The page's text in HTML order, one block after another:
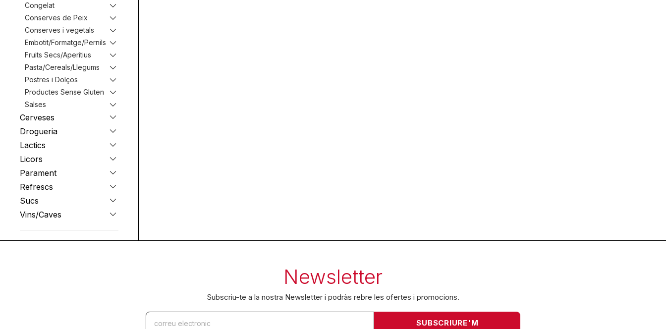
Congelat
Conserves de Peix
Conserves i vegetals
Embotit/Formatge/Pernils
Fruits Secs/Aperitius
Pasta/Cereals/Llegums
Postres i Dolços
Productes Sense Gluten
Salses
Cerveses
Drogueria
Lactics
Licors
Parament
Refrescs
Sucs
Vins/Caves
Newsletter
Subscriu-te a la nostra Newsletter i podràs rebre les ofertes i promocions.